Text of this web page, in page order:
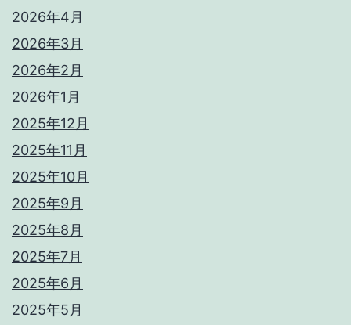
2026年4月
2026年3月
2026年2月
2026年1月
2025年12月
2025年11月
2025年10月
2025年9月
2025年8月
2025年7月
2025年6月
2025年5月